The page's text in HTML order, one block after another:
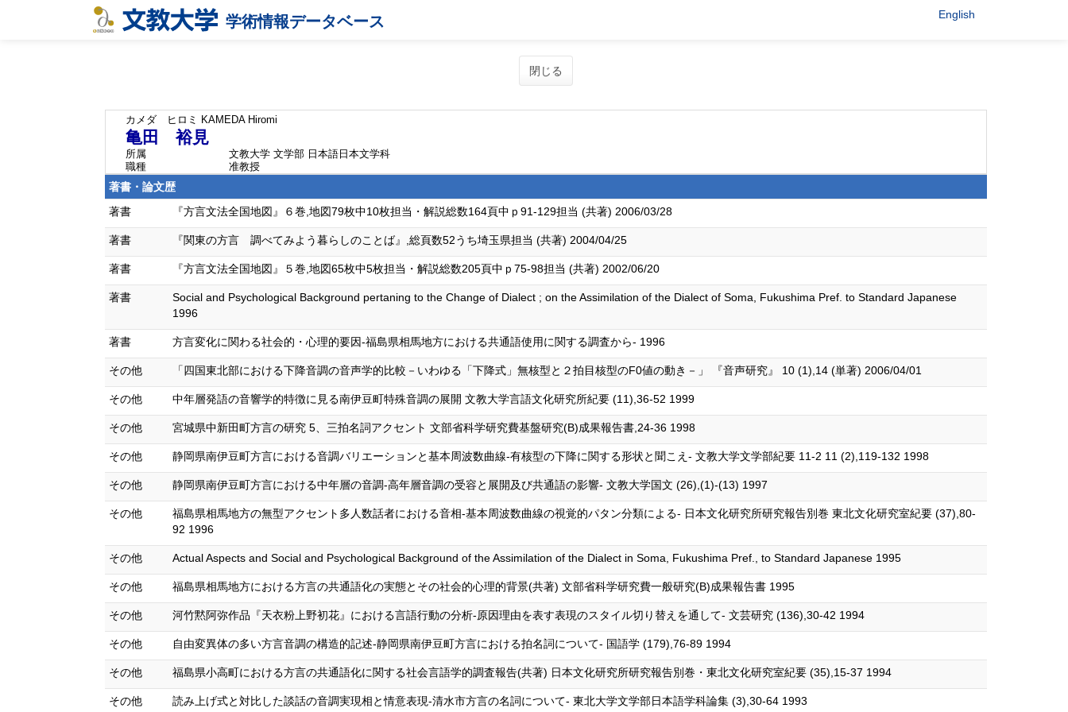
学術情報データベース English
閉じる
カメダ ヒロミ KAMEDA Hiromi
亀田 裕見
所属
文教大学 文学部 日本語日本文学科
職種
准教授
著書・論文歴
著書
『方言文法全国地図』６巻,地図79枚中10枚担当・解説総数164頁中ｐ91-129担当 (共著) 2006/03/28
著書 『関東の方言 調べてみよう暮らしのことば』,総頁数52うち埼玉県担当 (共著) 2004/04/25
著書 『方言文法全国地図』５巻,地図65枚中5枚担当・解説総数205頁中ｐ75-98担当 (共著) 2002/06/20
著書
Social and Psychological Background pertaning to the Change of Dialect ; on the Assimilation of the Dialect of Soma, Fukushima Pref. to Standard Japanese
1996
著書 方言変化に関わる社会的・心理的要因-福島県相馬地方における共通語使用に関する調査から- 1996
その他 「四国東北部における下降音調の音声学的比較－いわゆる「下降式」無核型と２拍目核型のF0値の動き－」 『音声研究』 10 (1),14 (単著) 2006/04/01
その他 中年層発語の音響学的特徴に見る南伊豆町特殊音調の展開 文教大学言語文化研究所紀要 (11),36-52 1999
その他 宮城県中新田町方言の研究 5、三拍名詞アクセント 文部省科学研究費基盤研究(B)成果報告書,24-36 1998
その他 静岡県南伊豆町方言における音調バリエーションと基本周波数曲線-有核型の下降に関する形状と聞こえ- 文教大学文学部紀要 11-2 11 (2),119-132 1998
その他 静岡県南伊豆町方言における中年層の音調-高年層音調の受容と展開及び共通語の影響- 文教大学国文 (26),(1)-(13) 1997
その他
福島県相馬地方の無型アクセント多人数話者における音相-基本周波数曲線の視覚的パタン分類による- 日本文化研究所研究報告別巻 東北文化研究室紀要 (37),80-
92 1996
その他 Actual Aspects and Social and Psychological Background of the Assimilation of the Dialect in Soma, Fukushima Pref., to Standard Japanese 1995
その他 福島県相馬地方における方言の共通語化の実態とその社会的心理的背景(共著) 文部省科学研究費一般研究(B)成果報告書 1995
その他 河竹黙阿弥作品『天衣粉上野初花』における言語行動の分析-原因理由を表す表現のスタイル切り替えを通して- 文芸研究 (136),30-42 1994
その他 自由変異体の多い方言音調の構造的記述-静岡県南伊豆町方言における拍名詞について- 国語学 (179),76-89 1994
その他 福島県小高町における方言の共通語化に関する社会言語学的調査報告(共著) 日本文化研究所研究報告別巻・東北文化研究室紀要 (35),15-37 1994
その他 読み上げ式と対比した談話の音調実現相と情意表現-清水市方言の名詞について- 東北大学文学部日本語学科論集 (3),30-64 1993